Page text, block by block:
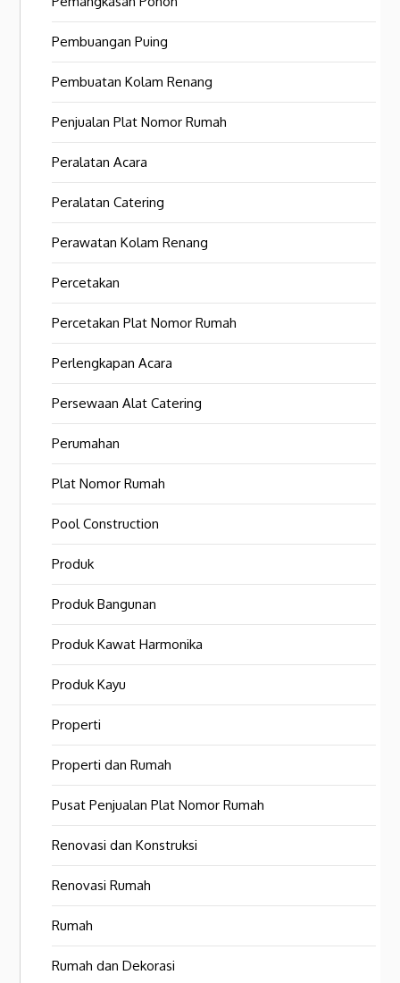
Pembuangan Puing
Pembuatan Kolam Renang
Penjualan Plat Nomor Rumah
Peralatan Acara
Peralatan Catering
Perawatan Kolam Renang
Percetakan
Percetakan Plat Nomor Rumah
Perlengkapan Acara
Persewaan Alat Catering
Perumahan
Plat Nomor Rumah
Pool Construction
Produk
Produk Bangunan
Produk Kawat Harmonika
Produk Kayu
Properti
Properti dan Rumah
Pusat Penjualan Plat Nomor Rumah
Renovasi dan Konstruksi
Renovasi Rumah
Rumah
Rumah dan Dekorasi